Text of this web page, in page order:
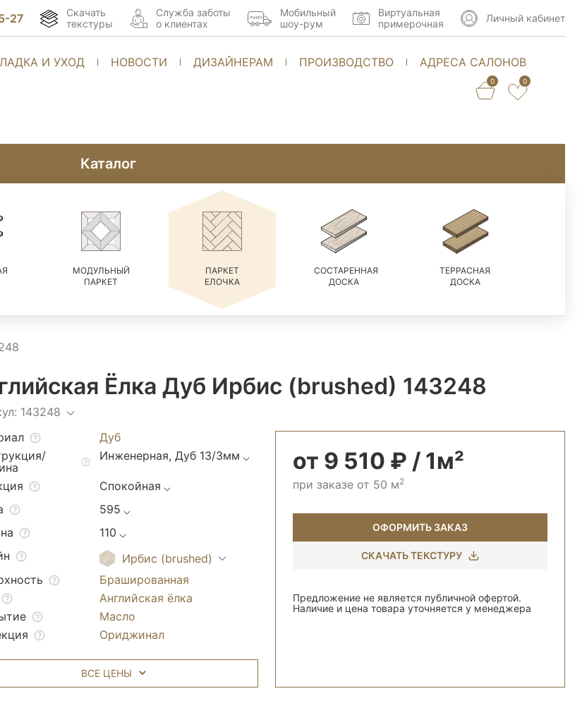
И УХОД НОВОСТИ ДИЗАЙНЕРАМ ПРОИЗВОДСТВО АДРЕСА САЛОНОВ
0 0
27
Скачать
текстуры
Cлужба заботы
о клиентах
Мобильный
шоу-рум
Виртуальная
примерочная
Личный кабинет
Каталог
МОДУЛЬНЫЙ
ПАРКЕТ
ПАРКЕТ
ЕЛОЧКА
СОСТАРЕННАЯ
ДОСКА
ТЕРРАСНАЯ
ДОСКА
Ёлка Дуб Ирбис (brushed) 143248
143248
Дуб
Инженерная, Дуб 13/3мм
Спокойная
595
110
Ирбис (brushed)
Брашированная
Английская ёлка
Масло
Ориджинал
от 9 510 ₽ / 1м²
при заказе от 50 м2
ОФОРМИТЬ ЗАКАЗ
СКАЧАТЬ ТЕКСТУРУ
Предложение не является публичной офертой.
Наличие и цена товара уточняется у менеджера
ВСЕ ЦЕНЫ